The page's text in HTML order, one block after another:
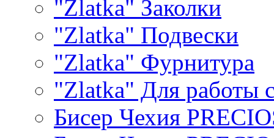
"Zlatka" Заколки
"Zlatka" Подвески
"Zlatka" Фурнитура
"Zlatka" Для работы
Бисер Чехия